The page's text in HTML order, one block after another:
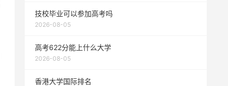
技校毕业可以参加高考吗
2026-08-05
高考622分能上什么大学
2026-08-05
香港大学国际排名